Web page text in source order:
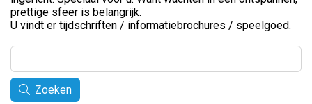
prettige sfeer is belangrijk.
U vindt er tijdschriften / informatiebrochures / speelgoed.
Zoeken